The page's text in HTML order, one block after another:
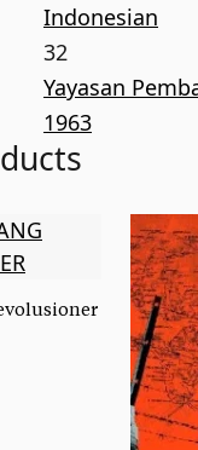
Indonesian
32
Yayasan
1963